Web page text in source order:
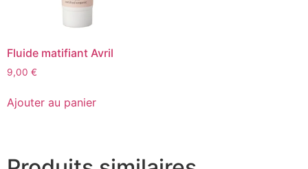
Fluide matifiant Avril
9,00 €
Ajouter au panier